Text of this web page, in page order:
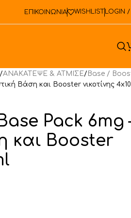
ΕΠΙΚΟΙΝΩΝΙΑ WISHLIST LOGIN /
/ΑΝΑΚΑΤΕΨΕ & ΑΤΜΙΣΕ/ Base /
Βάση και Booster νικοτίνης
Pack 6mg
και Booster